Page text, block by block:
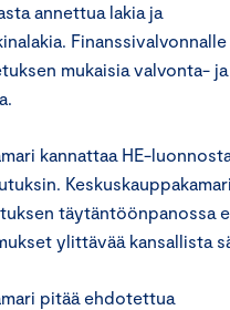
annettua lakia ja
mukaisia valvonta- ja
kannattaa HE-
täytäntöönpanossa
ylittävää kansallista
pitää ehdotettua